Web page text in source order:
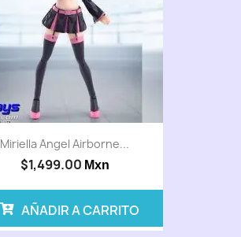
Miriella Angel Airborne...
$1,499.00 Mxn
AÑADIR A CARRITO